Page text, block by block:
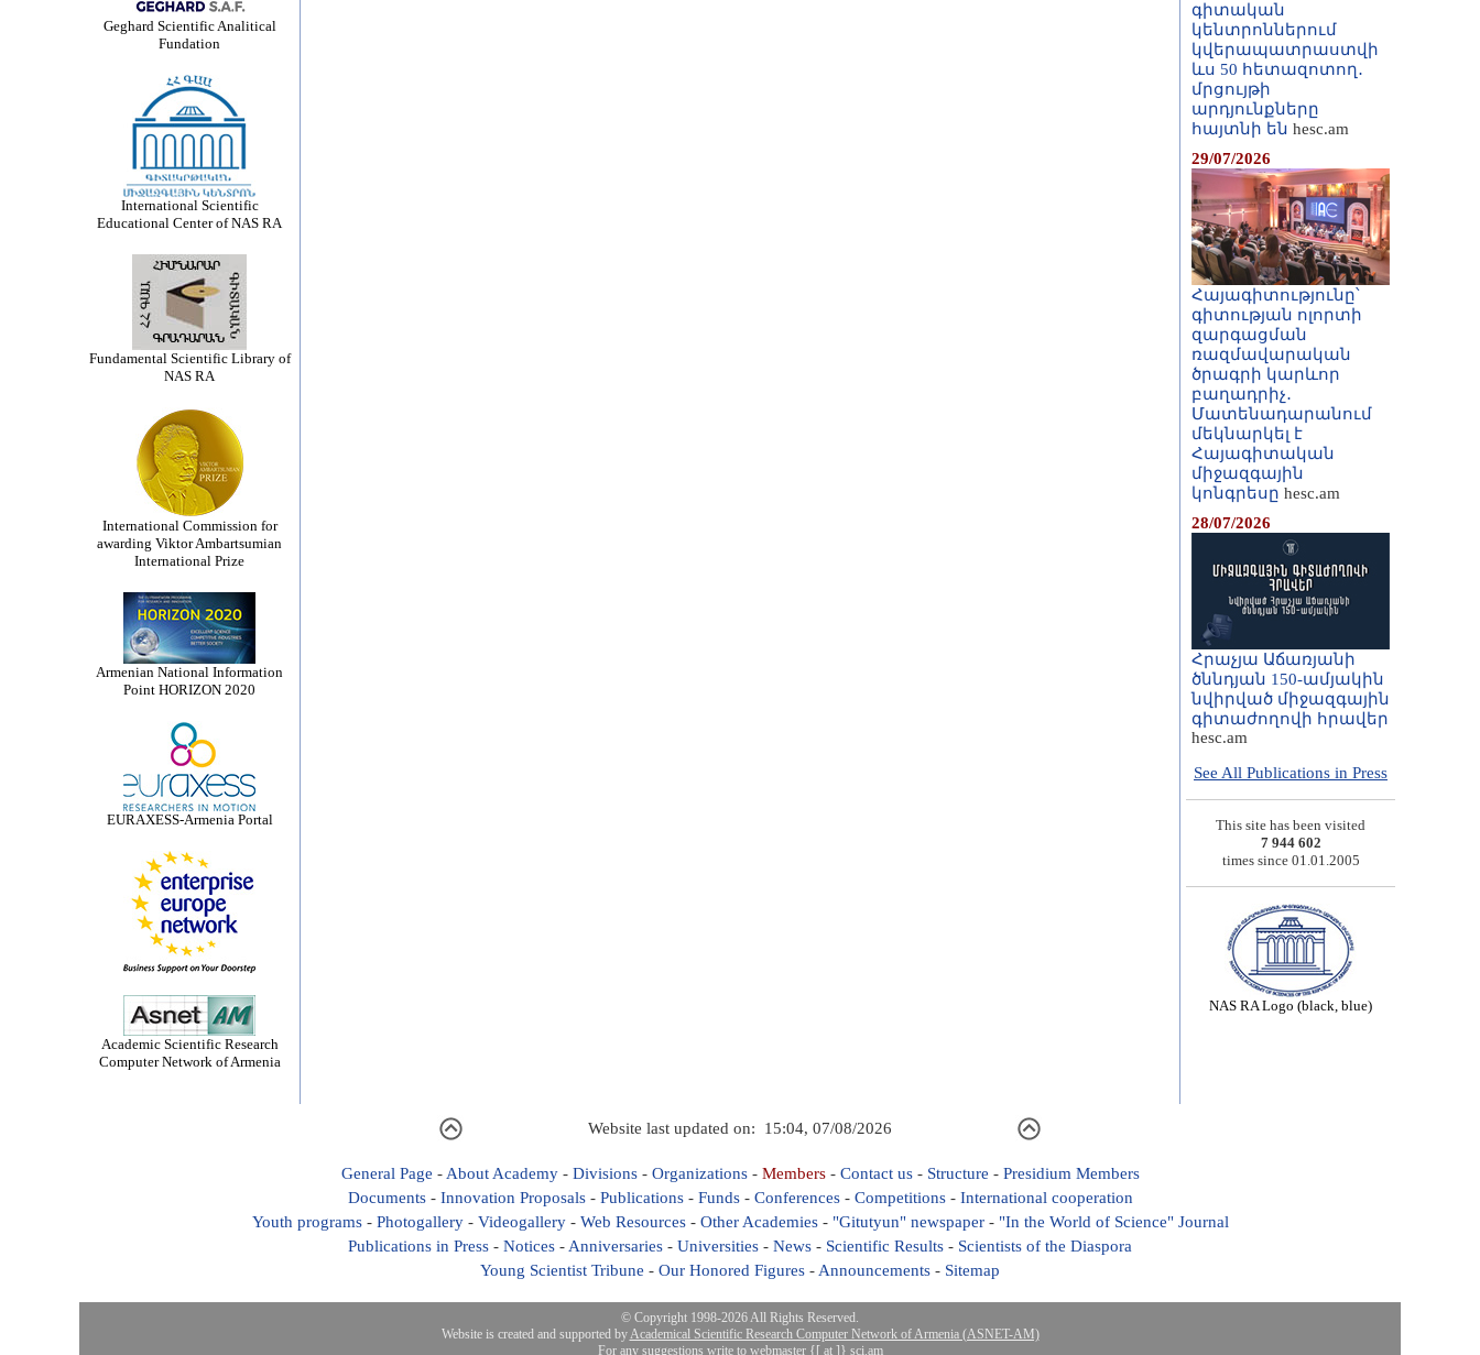
Geghard Scientific Analitical
Fundation
International Scientific
Educational Center of NAS RA
Fundamental Scientific Library of
NAS RA
International Commission for
awarding Viktor Ambartsumian
International Prize
Armenian National Information
Point HORIZON 2020
EURAXESS-Armenia Portal
Academic Scientific Research
Computer Network of Armenia
գիտական
կենտրոններում
կվերապատրաստվի
ևս 50 հետազոտող․
մրցույթի
արդյունքները
հայտնի են hesc.am
29/07/2026
Հայագիտությունը՝
գիտության ոլորտի
զարգացման
ռազմավարական
ծրագրի կարևոր
բաղադրիչ․
Մատենադարանում
մեկնարկել է
Հայագիտական
միջազգային
կոնգրեսը hesc.am
28/07/2026
Հրաչյա Աճառյանի
ծննդյան 150-ամյակին
նվիրված միջազգային
գիտաժողովի հրավեր
hesc.am
See All Publications in Press
This site has been visited
7 944 602
times since 01.01.2005
NAS RA Logo (black, blue)
Website last updated on: 15:04, 07/08/2026
General Page - About Academy- Divisions- Organizations- Members- Contact us- Structure - Presidium Members
Documents- Innovation Proposals- Publications- Funds- Conferences- Competitions- International cooperation
Youth programs- Photogallery- Videogallery- Web Resources- Other Academies- "Gitutyun" newspaper- "In the World of Science" Journal
Publications in Press - Notices - Anniversaries - Universities - News - Scientific Results - Scientists of the Diaspora
Young Scientist Tribune - Our Honored Figures - Announcements - Sitemap
© Copyright 1998-2026 All Rights Reserved.
Website is created and supported byAcademical Scientific Research Computer Network of Armenia (ASNET-AM)
For any suggestions write to webmaster {[ at ]} sci.am